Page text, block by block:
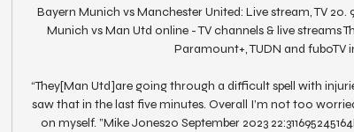
Bayern Munich vs Manchester United: Live stream, TV
Munich vs Man Utd online - TV channels & live streams
Paramount+, TUDN and fuboTV
“They[Man Utd]are going through a difficult spell with
saw that in the last five minutes. Overall I’m not too
on myself. ”Mike Jones20 September 2023